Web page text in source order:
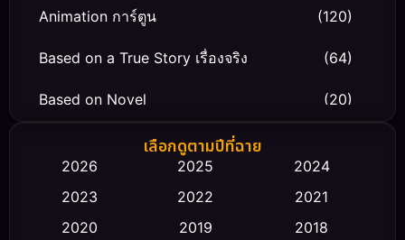
Animation การ์ตูน (120)
Based on a True Story เรื่องจริง (64)
Based on Novel (20)
Biography ชีวิตจริง
Classic หนังคลาสสิก (23)
เลือกดูตามปีที่ฉาย
2026 2025
2024
2023
2022
2021
2020
2019
2018